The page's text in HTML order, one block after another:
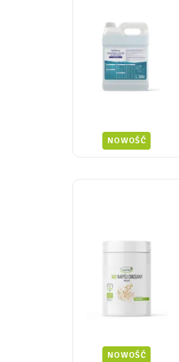
NOWOŚĆ
NOWOŚĆ